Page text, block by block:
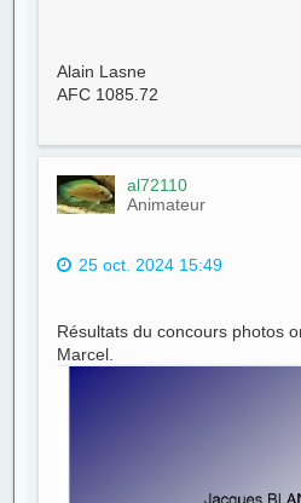
Alain Lasne
AFC 1085.72
al72110
Animateur
25 oct. 2024 15:49
Résultats du concours photos
Marcel.